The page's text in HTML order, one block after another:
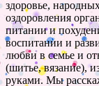
здоровье,
оздоровления
питании и
воспитании и
любви в семье и
(шитье, вязание),
руками. Мы